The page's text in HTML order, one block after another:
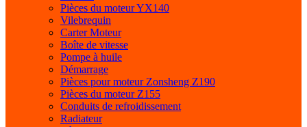
Pièces du moteur YX140
Vilebrequin
Carter Moteur
Boîte de vitesse
Pompe à huile
Démarrage
Pièces pour moteur Zonsheng Z190
Pièces du moteur Z155
Conduits de refroidissement
Radiateur